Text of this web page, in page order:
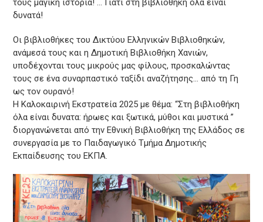
τους μαγική ιστορία! … Γιατί στη βιβλιοθήκη όλα είναι
δυνατά!
Οι βιβλιοθήκες του Δικτύου Ελληνικών Βιβλιοθηκών,
ανάμεσά τους και η Δημοτική Βιβλιοθήκη Χανιών,
υποδέχονται τους μικρούς μας φίλους, προσκαλώντας
τους σε ένα συναρπαστικό ταξίδι αναζήτησης… από τη Γη
ως τον ουρανό!
Η Καλοκαιρινή Εκστρατεία 2025 με θέμα: “Στη βιβλιοθήκη
όλα είναι δυνατα: ήρωες και ξωτικά, μύθοι και μυστικά ”
διοργανώνεται από την Εθνική Βιβλιοθήκη της Ελλάδος σε
συνεργασία με το Παιδαγωγικό Τμήμα Δημοτικής
Εκπαίδευσης του ΕΚΠΑ.